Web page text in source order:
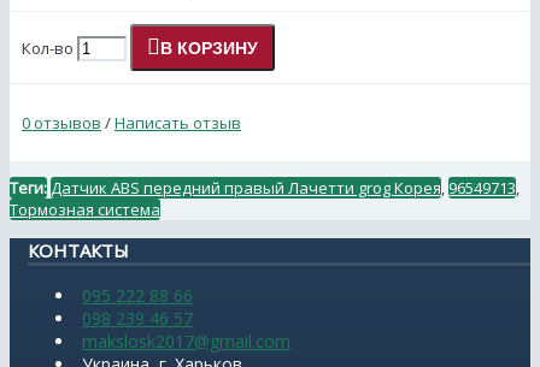
Кол-во В КОРЗИНУ
0 отзывов /Написать отзыв
Теги: Датчик ABS передний правый Лачетти grog Корея 96549713
Тормозная система
КОНТАКТЫ
095 222 88 66
098 239 46 57
makslosk2017@gmail.com